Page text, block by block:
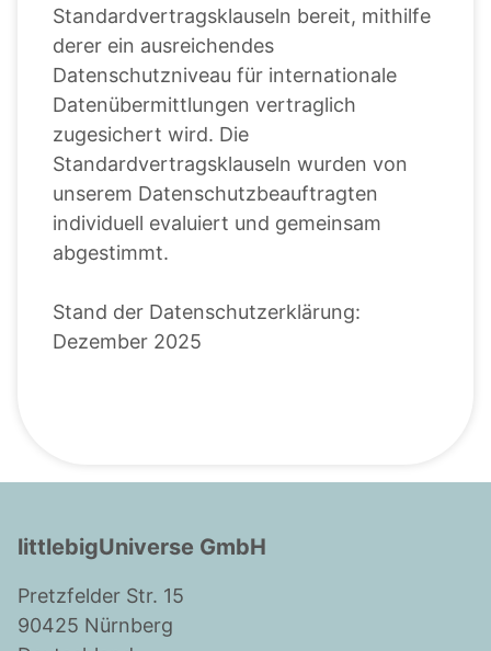
Standardvertragsklauseln bereit, mithilfe
derer ein ausreichendes
Datenschutzniveau für internationale
Datenübermittlungen vertraglich
zugesichert wird. Die
Standardvertragsklauseln wurden von
unserem Datenschutzbeauftragten
individuell evaluiert und gemeinsam
abgestimmt.
Stand der Datenschutzerklärung:
Dezember 2025
littlebigUniverse GmbH
Pretzfelder Str. 15
90425 Nürnberg